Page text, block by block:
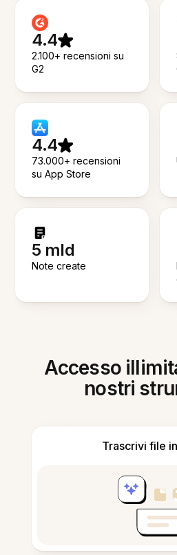
4.4
2.100+ recensioni su
G2
4.4
73.000+ recensioni
su App Store
5 mld
Note create
Accesso
nostri
Trascrivi file